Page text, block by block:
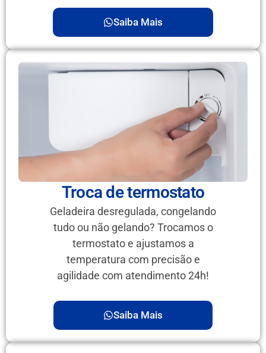
Saiba Mais
Troca de termostato
Geladeira desregulada, congelando
tudo ou não gelando? Trocamos o
termostato e ajustamos a
temperatura com precisão e
agilidade com atendimento 24h!
Saiba Mais